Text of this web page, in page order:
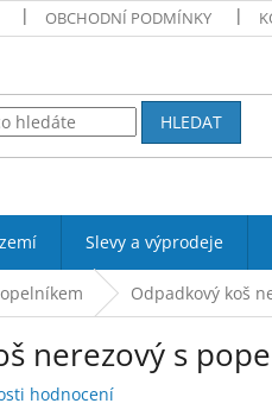
OBCHODNÍ PODMÍNKY
HLEDAT
Slevy a výprodeje
Odpadkový koš
nerezový s
hodnocení